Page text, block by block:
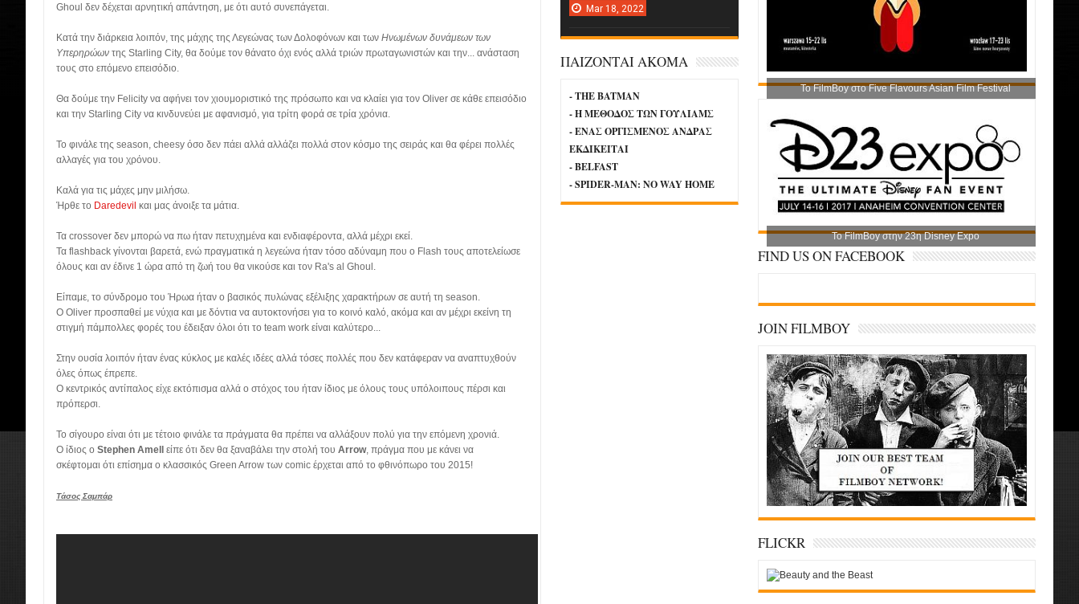
Ghoul δεν δέχεται αρνητική απάντηση, με ότι αυτό συνεπάγεται.
Κατά την διάρκεια λοιπόν, της μάχης της Λεγεώνας των Δολοφόνων και των Ηνωμένων δυνάμεων των
Υπερηρώων της Starling City, θα δούμε τον θάνατο όχι ενός αλλά τριών πρωταγωνιστών και την... ανάσταση
τους στο επόμενο επεισόδιο.
Θα δούμε την Felicity να αφήνει τον χιουμοριστικό της πρόσωπο και να κλαίει για τον Oliver σε κάθε επεισόδιο
και την Starling City να κινδυνεύει με αφανισμό, για τρίτη φορά σε τρία χρόνια.
Το φινάλε της season, cheesy όσο δεν πάει αλλά αλλάζει πολλά στον κόσμο της σειράς και θα φέρει πολλές
αλλαγές για του χρόνου.
Καλά για τις μάχες μην μιλήσω.
Ήρθε το Daredevil και μας άνοιξε τα μάτια.
Τα crossover δεν μπορώ να πω ήταν πετυχημένα και ενδιαφέροντα, αλλά μέχρι εκεί.
Τα flashback γίνονται βαρετά, ενώ πραγματικά η λεγεώνα ήταν τόσο αδύναμη που ο Flash τους αποτελείωσε
όλους και αν έδινε 1 ώρα από τη ζωή του θα νικούσε και τον Ra's al Ghoul.
Είπαμε, το σύνδρομο του Ήρωα ήταν ο βασικός πυλώνας εξέλιξης χαρακτήρων σε αυτή τη season.
Ο Oliver προσπαθεί με νύχια και με δόντια να αυτοκτονήσει για το κοινό καλό, ακόμα και αν μέχρι εκείνη τη
στιγμή πάμπολλες φορές του έδειξαν όλοι ότι το team work είναι καλύτερο...
Στην ουσία λοιπόν ήταν ένας κύκλος με καλές ιδέες αλλά τόσες πολλές που δεν κατάφεραν να αναπτυχθούν
όλες όπως έπρεπε.
Ο κεντρικός αντίπαλος είχε εκτόπισμα αλλά ο στόχος του ήταν ίδιος με όλους τους υπόλοιπους πέρσι και
πρόπερσι.
Το σίγουρο είναι ότι με τέτοιο φινάλε τα πράγματα θα πρέπει να αλλάξουν πολύ για την επόμενη χρονιά.
Ο ίδιος ο Stephen Amell είπε ότι δεν θα ξαναβάλει την στολή του Arrow, πράγμα που με κάνει να
σκέφτομαι ότι επίσημα ο κλασσικός Green Arrow των comic έρχεται από το φθινόπωρο του 2015!
Τάσος Σαμπάρ
Το FilmBoy στο Five Flavours Asian Film Festival
Το FilmBoy στην 23η Disney Expo
FIND US ON FACEBOOK
JOIN FILMBOY
FLICKR
Mar 18, 2022
ΠΑΙΖΟΝΤΑΙ ΑΚΟΜΑ
- THE BATMAN
- Η ΜΕΘΟΔΟΣ ΤΩΝ ΓΟΥΛΙΑΜΣ
- ΕΝΑΣ ΟΡΓΙΣΜΕΝΟΣ ΑΝΔΡΑΣ
ΕΚΔΙΚΕΙΤΑΙ
- BELFAST
- SPIDER-MAN: NO WAY HOME